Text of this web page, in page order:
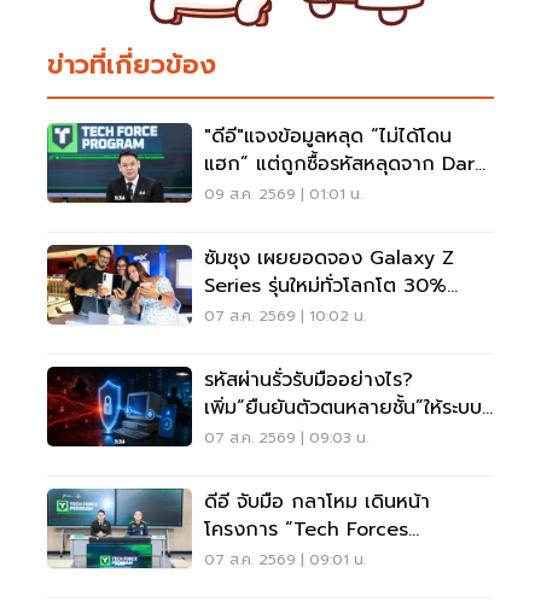
ข่าวที่เกี่ยวข้อง
"ดีอี"แจงข้อมูลหลุด “ไม่ได้โดน
แฮก” แต่ถูกซื้อรหัสหลุดจาก Dark
Web มาสวมสิทธิ์
09 ส.ค. 2569 | 01:01 น.
ซัมซุง เผยยอดจอง Galaxy Z
Series รุ่นใหม่ทั่วโลกโต 30%
เกาหลีใต้แตะ 1.44 ล้านเครื่อง
07 ส.ค. 2569 | 10:02 น.
รหัสผ่านรั่วรับมืออย่างไร?
เพิ่ม“ยืนยันตัวตนหลายชั้น”ให้ระบบ
เดิม ไม่ต้องรื้อใหม่
07 ส.ค. 2569 | 09:03 น.
ดีอี จับมือ กลาโหม เดินหน้า
โครงการ “Tech Forces
Program”
07 ส.ค. 2569 | 09:01 น.